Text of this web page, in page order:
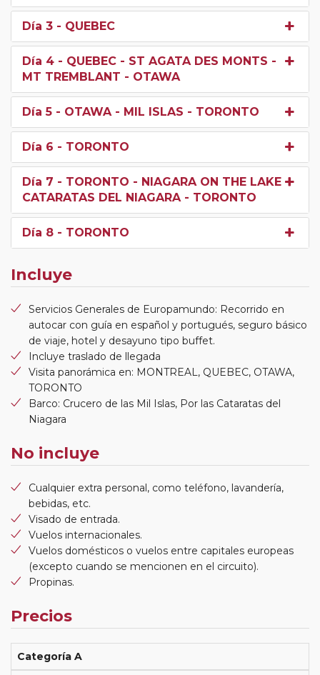
Día 3 - QUEBEC
Día 4 - QUEBEC - ST AGATA DES MONTS -
MT TREMBLANT - OTAWA
Día 5 - OTAWA - MIL ISLAS - TORONTO
Día 6 - TORONTO
Día 7 - TORONTO - NIAGARA ON THE LAKE -
CATARATAS DEL NIAGARA - TORONTO
Día 8 - TORONTO
Incluye
Servicios Generales de Europamundo: Recorrido en
autocar con guía en español y portugués, seguro básico
de viaje, hotel y desayuno tipo buffet.
Incluye traslado de llegada
Visita panorámica en: MONTREAL, QUEBEC, OTAWA,
TORONTO
Barco: Crucero de las Mil Islas, Por las Cataratas del
Niagara
No incluye
Cualquier extra personal, como teléfono, lavandería,
bebidas, etc.
Visado de entrada.
Vuelos internacionales.
Vuelos domésticos o vuelos entre capitales europeas
(excepto cuando se mencionen en el circuito).
Propinas.
Precios
Categoría A